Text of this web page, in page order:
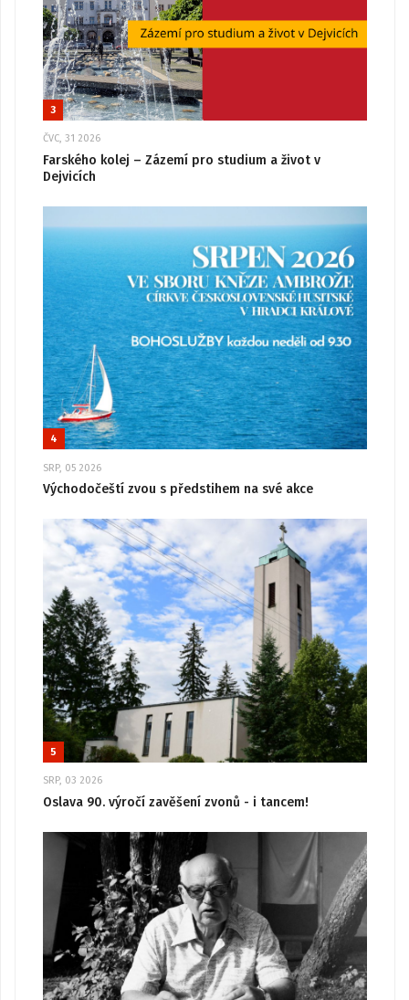
3
ČVC, 31 2026
Farského kolej – Zázemí pro studium a život v
Dejvicích
4
SRP, 05 2026
Východočeští zvou s předstihem na své akce
5
SRP, 03 2026
Oslava 90. výročí zavěšení zvonů - i tancem!